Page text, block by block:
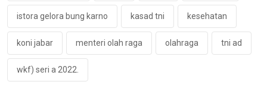
istora gelora bung karno kasad tni kesehatan
koni jabar menteri olah raga olahraga tni ad
wkf) seri a 2022.